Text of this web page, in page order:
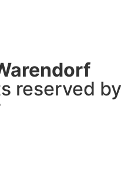
reserved by